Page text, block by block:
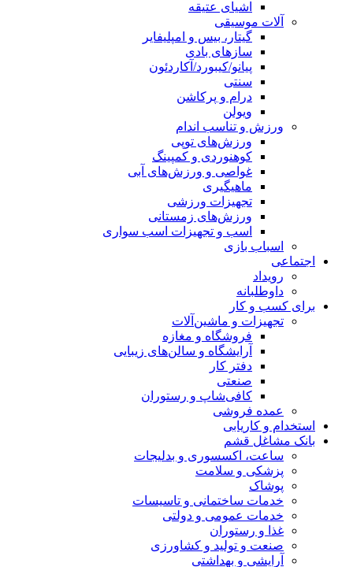
اشیای عتیقه
آلات موسیقی
گیتار، بیس و امپلیفایر
سازهای بادی
پیانو/کیبورد/آکاردئون
سنتی
درام و پرکاشن
ویولن
ورزش و تناسب اندام
ورزش‌های توپی
کوهنوردی و کمپینگ
غواصی و ورزش‌های آبی
ماهیگیری
تجهیزات ورزشی
ورزش‌های زمستانی
اسب و تجهیزات اسب سواری
اسباب‌ بازی
اجتماعی
رویداد
داوطلبانه
برای کسب و کار
تجهیزات و ماشین‌آلات
فروشگاه و مغازه
آرایشگاه و سالن‌های زیبایی
دفتر کار
صنعتی
کافی‌شاپ و رستوران
عمده فروشی
استخدام و کاریابی
بانک مشاغل قشم
ساعت، اکسسوری و بدلیجات
پزشکی و سلامت
پوشاک
خدمات ساختمانی و تاسیسات
خدمات عمومی و دولتی
غذا و رستوران
صنعت و تولید و کشاورزی
آرایشی و بهداشتی